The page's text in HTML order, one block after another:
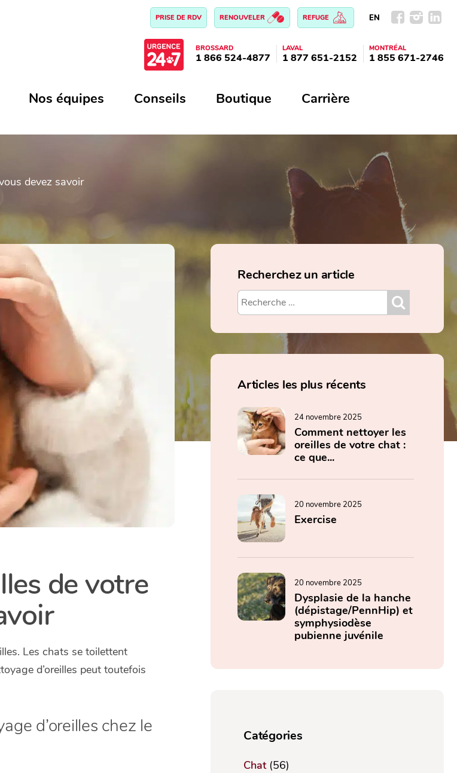
PRISE DE RDV RENOUVELER REFUGE EN
BROSSARD
1 866 524-4877
LAVAL
1 877 651-2152
MONTRÉAL
1 855 671-2746
Nos équipes Conseils Boutique Carrière
devez savoir
de votre
Les chats se toilettent
d’oreilles peut toutefois
d’oreilles chez le
Recherchez un article
Articles les plus récents
24 novembre 2025
Comment nettoyer les
oreilles de votre chat :
ce que...
20 novembre 2025
Exercise
20 novembre 2025
Dysplasie de la hanche
(dépistage/PennHip) et
symphysiodèse
pubienne juvénile
Catégories
Chat(56)